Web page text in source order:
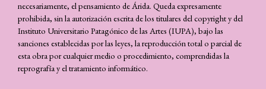
necesariamente, el pensamiento de Árida. Queda expresamente
prohibida, sin la autorización escrita de los titulares del copyright y del
Instituto Universitario Patagónico de las Artes (IUPA), bajo las
sanciones establecidas por las leyes, la reproducción total o parcial de
esta obra por cualquier medio o procedimiento, comprendidas la
reprografía y el tratamiento informático.